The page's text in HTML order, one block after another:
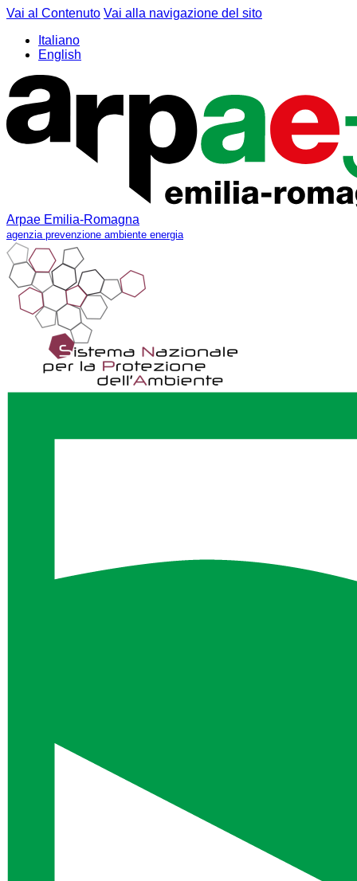
Vai al Contenuto Vai alla navigazione del sito
Italiano
English
Arpae Emilia-Romagna
agenzia prevenzione ambiente energia